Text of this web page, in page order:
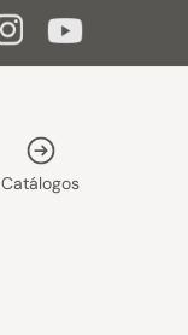
Catálogos